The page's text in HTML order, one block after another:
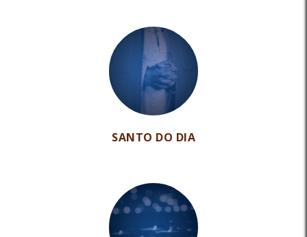
SANTO DO DIA